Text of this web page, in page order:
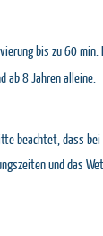
bis zu 60
ab 8 Jahren alleine.
beachtet, dass
und das